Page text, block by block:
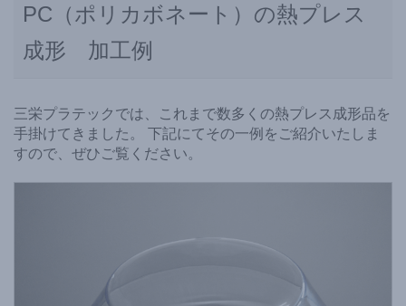
PC（ポリカボネート）の熱プレス
成形 加工例
三栄プラテックでは、これまで数多くの熱プレス成形品を
手掛けてきました。 下記にてその一例をご紹介いたしま
すので、ぜひご覧ください。